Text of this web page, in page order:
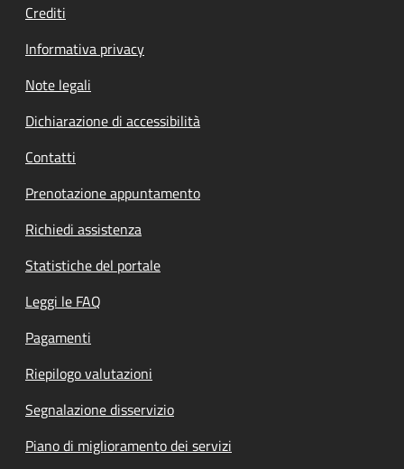
Crediti
Informativa privacy
Note legali
Dichiarazione di accessibilità
Contatti
Prenotazione appuntamento
Richiedi assistenza
Statistiche del portale
Leggi le FAQ
Pagamenti
Riepilogo valutazioni
Segnalazione disservizio
Piano di miglioramento dei servizi